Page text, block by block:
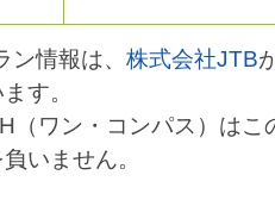
情報は、 株式会社JTB
す。
（ワン・コンパス）はこ
いません。